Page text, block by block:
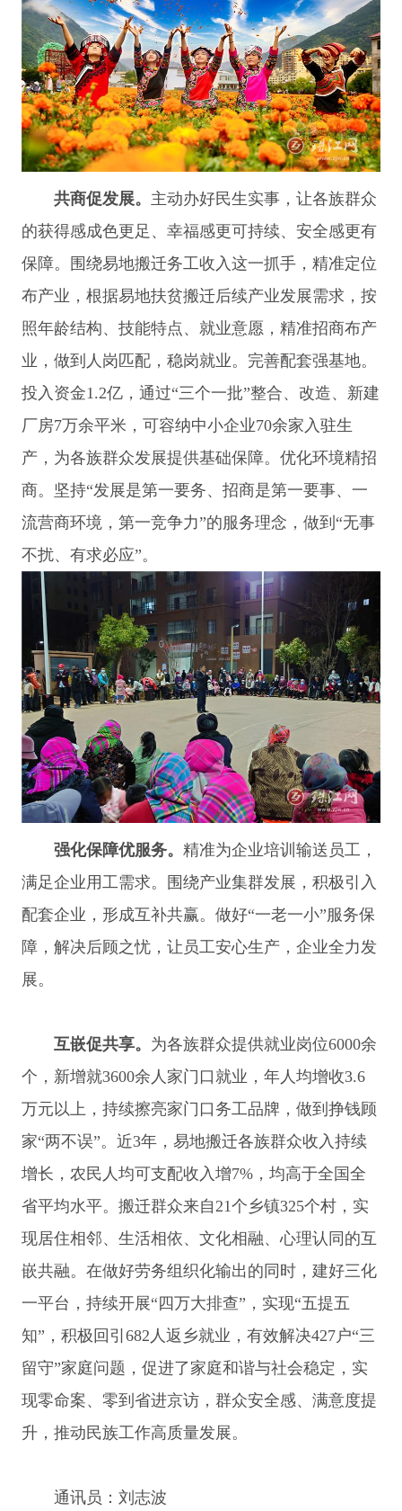
共商促发展。 主动办好民生实事，让各族群众
的获得感成色更足、幸福感更可持续、安全感更有
保障。围绕易地搬迁务工收入这一抓手，精准定位
布产业，根据易地扶贫搬迁后续产业发展需求，按
照年龄结构、技能特点、就业意愿，精准招商布产
业，做到人岗匹配，稳岗就业。完善配套强基地。
投入资金1.2亿，通过“三个一批”整合、改造、新建
厂房7万余平米，可容纳中小企业70余家入驻生
产，为各族群众发展提供基础保障。优化环境精招
商。坚持“发展是第一要务、招商是第一要事、一
流营商环境，第一竞争力”的服务理念，做到“无事
不扰、有求必应”。
强化保障优服务。 精准为企业培训输送员工，
满足企业用工需求。围绕产业集群发展，积极引入
配套企业，形成互补共赢。做好“一老一小”服务保
障，解决后顾之忧，让员工安心生产，企业全力发
展。
互嵌促共享。 为各族群众提供就业岗位6000余
个，新增就3600余人家门口就业，年人均增收3.6
万元以上，持续擦亮家门口务工品牌，做到挣钱顾
家“两不误”。近3年，易地搬迁各族群众收入持续
增长，农民人均可支配收入增7%，均高于全国全
省平均水平。搬迁群众来自21个乡镇325个村，实
现居住相邻、生活相依、文化相融、心理认同的互
嵌共融。在做好劳务组织化输出的同时，建好三化
一平台，持续开展“四万大排查”，实现“五提五
知”，积极回引682人返乡就业，有效解决427户“三
留守”家庭问题，促进了家庭和谐与社会稳定，实
现零命案、零到省进京访，群众安全感、满意度提
升，推动民族工作高质量发展。
通讯员：刘志波